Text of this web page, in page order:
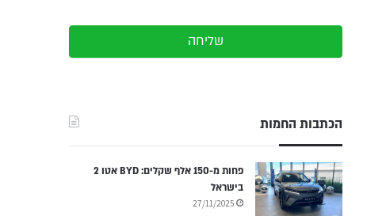
שליחה
הכתבות החמות
פחות מ-150 אלף שקלים: BYD אטו 2
בישראל
27/11/2025